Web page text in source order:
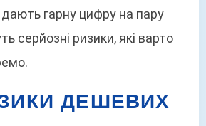
гарну цифру на пару
серйозні ризики, які варто
ДЕШЕВИХ